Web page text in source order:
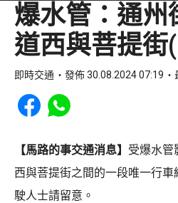
爆水管：通州
道西與菩提
即時交通 發佈 30.08.2024 07:19
Share to Facebook
Share to WhatsApp
【馬路的事交通消息】 受爆水管
西與菩提街之間的一段唯一行
駛人士請留意。